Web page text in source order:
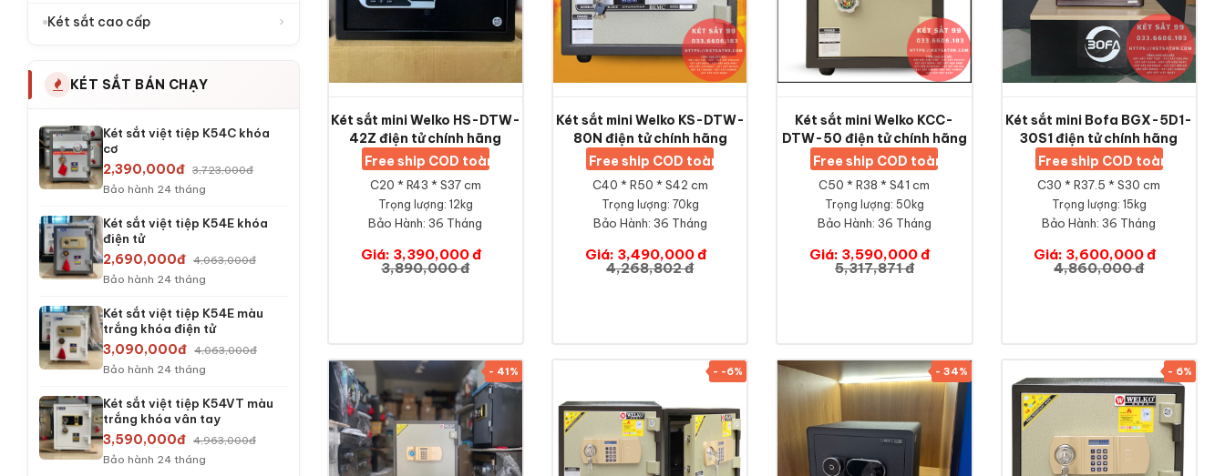
Két sắt cao cấp ›
KÉT SẮT BÁN CHẠY
Két sắt việt tiệp K54C khóa
cơ
2,390,000đ 3,723,000đ
Bảo hành 24 tháng
Két sắt việt tiệp K54E khóa
điện tử
2,690,000đ 4,063,000đ
Bảo hành 24 tháng
Két sắt việt tiệp K54E màu
trắng khóa điện tử
3,090,000đ 4,063,000đ
Bảo hành 24 tháng
Két sắt việt tiệp K54VT màu
trắng khóa vân tay
3,590,000đ 4,963,000đ
Bảo hành 24 tháng
Két sắt mini Welko HS-DTW-
42Z điện tử chính hãng
Free ship COD toàn quốc
C20 * R43 * S37 cm
Trọng lượng: 12kg
Bảo Hành: 36 Tháng
Giá: 3,390,000 đ
3,890,000 đ
Két sắt mini Welko KS-DTW-
80N điện tử chính hãng
Free ship COD toàn quốc
C40 * R50 * S42 cm
Trọng lượng: 70kg
Bảo Hành: 36 Tháng
Giá: 3,490,000 đ
4,268,802 đ
Két sắt mini Welko KCC-
DTW-50 điện tử chính hãng
Free ship COD toàn quốc
C50 * R38 * S41 cm
Trọng lượng: 50kg
Bảo Hành: 36 Tháng
Giá: 3,590,000 đ
5,317,871 đ
Két sắt mini Bofa BGX-5D1-
30S1 điện tử chính hãng
Free ship COD toàn quốc
C30 * R37.5 * S30 cm
Trọng lượng: 15kg
Bảo Hành: 36 Tháng
Giá: 3,600,000 đ
4,860,000 đ
- 41% - -6% - 34% - 6%